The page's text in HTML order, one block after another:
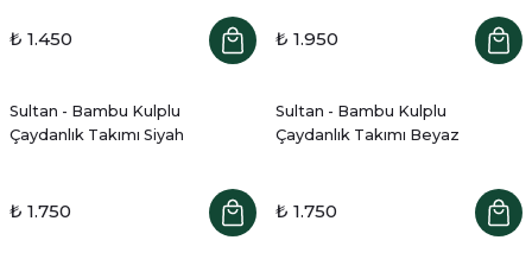
₺ 1.450 ₺ 1.950
Sultan - Bambu Kulplu
Çaydanlık Takımı Siyah
₺ 1.750
Sultan - Bambu Kulplu
Çaydanlık Takımı Beyaz
₺ 1.750